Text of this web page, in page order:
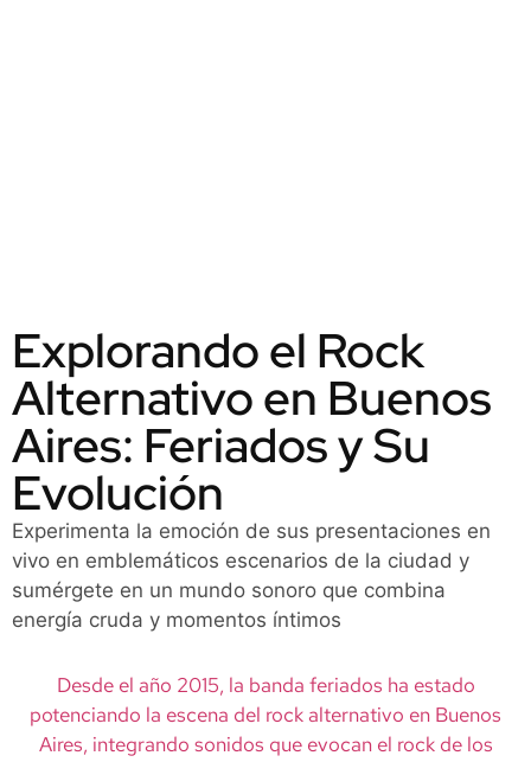
Explorando el Rock
Alternativo en Buenos
Aires: Feriados y Su
Evolución
Experimenta la emoción de sus presentaciones en
vivo en emblemáticos escenarios de la ciudad y
sumérgete en un mundo sonoro que combina
energía cruda y momentos íntimos
Desde el año 2015, la banda feriados ha estado
potenciando la escena del rock alternativo en Buenos
Aires, integrando sonidos que evocan el rock de los